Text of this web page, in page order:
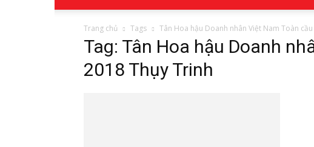
Trang chủ Tags Tân Hoa hậu Doanh nhân Việt Nam Toàn
Tag: Tân Hoa hậu Doanh
2018 Thụy Trinh